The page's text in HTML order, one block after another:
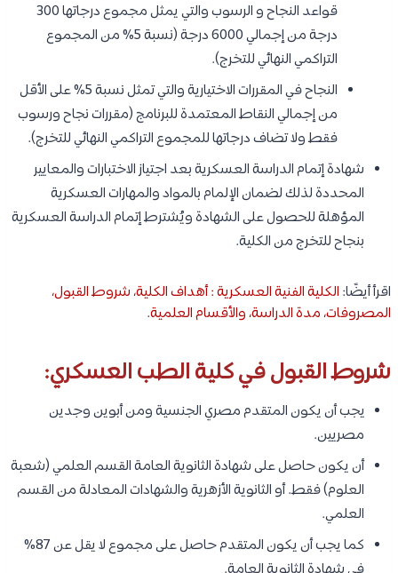
قواعد النجاح و الرسوب والتي يمثل مجموع درجاتها 300
درجة من إجمالي 6000 درجة (نسبة 5% من المجموع
التراكمي النهائي للتخرج).
النجاح في المقررات الاختيارية والتي تمثل نسبة 5% على الأقل
من إجمالي النقاط المعتمدة للبرنامج (مقررات نجاح ورسوب
فقط ولا تضاف درجاتها للمجموع التراكمي النهائي للتخرج).
شهادة إتمام الدراسة العسكرية بعد اجتياز الاختبارات والمعايير
المحددة لذلك لضمان الإلمام بالمواد والمهارات العسكرية
المؤهلة للحصول على الشهادة ويُشترط إتمام الدراسة العسكرية
بنجاح للتخرج من الكلية.
اقرأ أيضًا: الكلية الفنية العسكرية : أهداف الكلية، شروط القبول،
المصروفات، مدة الدراسة، والأقسام العلمية.
شروط القبول في كلية الطب العسكري:
يجب أن يكون المتقدم مصري الجنسية ومن أبوين وجدين
مصريين.
أن يكون حاصل على شهادة الثانوية العامة القسم العلمي (شعبة
العلوم) فقط. أو الثانوية الأزهرية والشهادات المعادلة من القسم
العلمي.
كما يجب أن يكون المتقدم حاصل على مجموع لا يقل عن 87%